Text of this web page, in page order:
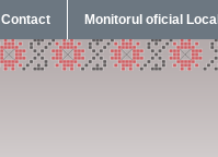
Contact Monitorul oficial Local